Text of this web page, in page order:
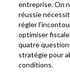
entreprise. On
réussie
régler
optimiser
quatre
stratégie pour
conditions.